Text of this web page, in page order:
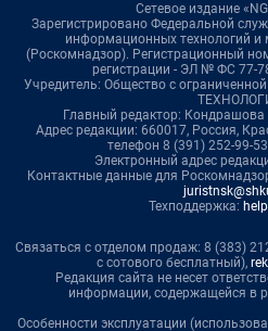
Сетевое издание
Зарегистрировано Федеральной
информационных технологий
(Роскомнадзор). Регистрационный
регистрации - ЭЛ № ФС 77-
Учредитель: Общество с
Главный редактор:
Адрес редакции: 660017, Россия,
телефон 8 (391) 252-99-
Электронный адрес
Контактные данные для
Техподдержка:
Связаться с отделом продаж: 8 (383)
с сотового бесплатный),
Редакция сайта не несет
информации, содержащейся в
Особенности эксплуатации